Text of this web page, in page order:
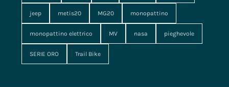
jeep metis20 MG20 monopattino
monopattino elettrico MV nasa pieghevole
SERIE ORO Trail Bike